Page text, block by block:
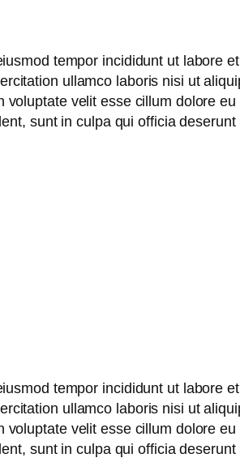
tempor incididunt ut labore et
ullamco laboris nisi ut
velit esse cillum dolore eu
sunt in culpa qui officia deserunt
tempor incididunt ut labore et
ullamco laboris nisi ut
velit esse cillum dolore eu
sunt in culpa qui officia deserunt